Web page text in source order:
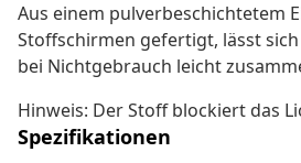
Aus einem pulverbeschichtetem
Stoffschirmen gefertigt, lässt
bei Nichtgebrauch leicht
Hinweis: Der Stoff blockiert das
Spezifikationen